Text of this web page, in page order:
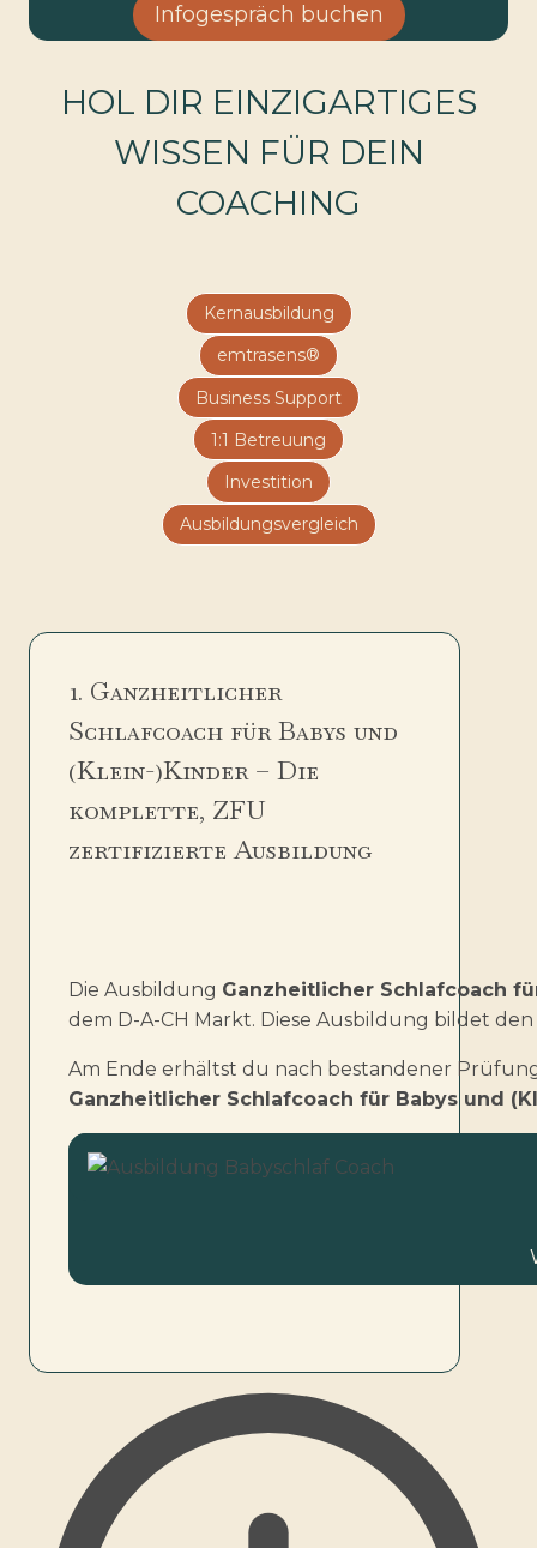
Infogespräch buchen
HOL DIR EINZIGARTIGES
WISSEN FÜR DEIN
COACHING
Kernausbildung
emtrasens®
Business Support
1:1 Betreuung
Investition
Ausbildungsvergleich
1. Ganzheitlicher
Schlafcoach für Babys und
(Klein-)Kinder – Die
komplette, ZFU
zertifizierte Ausbildung
Die Ausbildung Ganzheitlicher Schlafcoach
dem D-A-CH Markt. Diese Ausbildung bildet
Am Ende erhältst du nach bestandener
Ganzheitlicher Schlafcoach für Babys und